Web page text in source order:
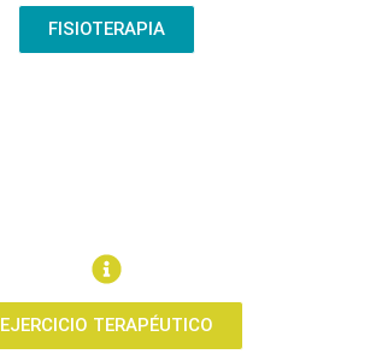
FISIOTERAPIA
EJERCICIO TERAPÉUTICO